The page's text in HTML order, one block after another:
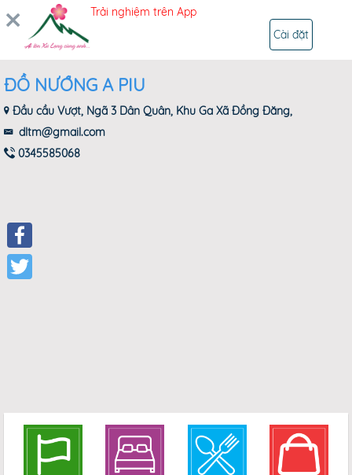
Facebook
ĐỒ NƯỚNG A PIU
Đầu cầu Vượt, Ngã 3 Dân Quân, Khu Ga Xã Đồng Đăng,
dltm@gmail.com
0345585068
Trải nghiệm trên App
Cài đặt